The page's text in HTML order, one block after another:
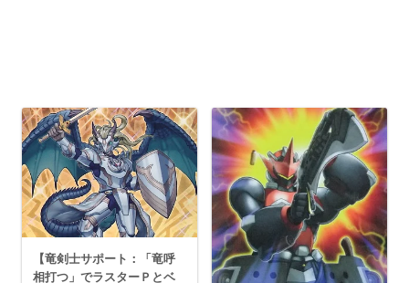
【竜剣士サポート：「竜呼
相打つ」でラスターＰとベ